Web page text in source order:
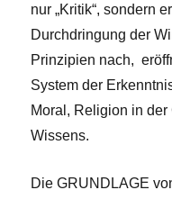
nur „Kritik“, sondern
Durchdringung der
Prinzipien nach,
System der
Moral, Religion in
Wissens.
Die GRUNDLAGE